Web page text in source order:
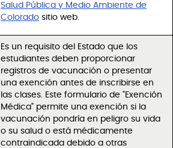
Salud Pública y Medio Ambiente de
Colorado sitio web.
Es un requisito del Estado que los
estudiantes deben proporcionar
registros de vacunación o presentar
una exención antes de inscribirse en
las clases. Este formulario de "Exención
Médica" permite una exención si la
vacunación pondría en peligro su vida
o su salud o está médicamente
contraindicada debido a otras